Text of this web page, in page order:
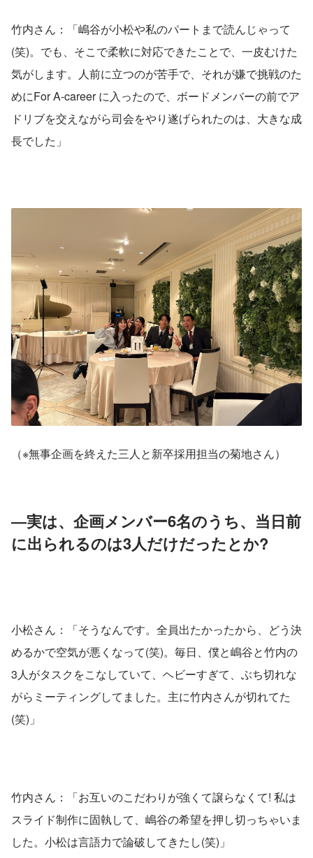
竹内さん：「嶋谷が小松や私のパートまで読んじゃって
(笑)。でも、そこで柔軟に対応できたことで、一皮むけた
気がします。人前に立つのが苦手で、それが嫌で挑戦のた
めにFor A-career に入ったので、ボードメンバーの前でア
ドリブを交えながら司会をやり遂げられたのは、大きな成
長でした」
（※無事企画を終えた三人と新卒採用担当の菊地さん）
―実は、企画メンバー6名のうち、当日前
に出られるのは3人だけだったとか?
小松さん：「そうなんです。全員出たかったから、どう決
めるかで空気が悪くなって(笑)。毎日、僕と嶋谷と竹内の
3人がタスクをこなしていて、ヘビーすぎて、ぶち切れな
がらミーティングしてました。主に竹内さんが切れてた
(笑)」
竹内さん：「お互いのこだわりが強くて譲らなくて! 私は
スライド制作に固執して、嶋谷の希望を押し切っちゃいま
した。小松は言語力で論破してきたし(笑)」